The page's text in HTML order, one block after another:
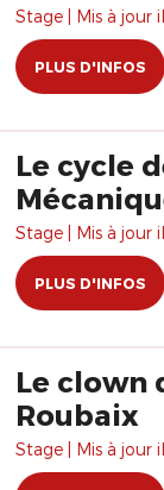
Stage | Mis à jour
PLUS D'INFOS
Le cycle
Stage | Mis à jour
PLUS D'INFOS
Le clown
Roubaix
Stage | Mis à jour